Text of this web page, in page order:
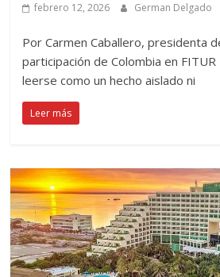
febrero 12, 2026 German Delgado
Por Carmen Caballero, presidenta
participación de Colombia en
leerse como un hecho aislado ni
Leer más